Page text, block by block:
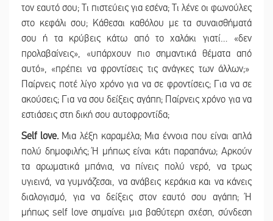
τον εαυτό σου; Τι πιστεύεις για εσένα; Τι λένε οι φωνούλες
στο κεφάλι σου; Κάθεσαι καθόλου με τα συναισθήματά
σου ή τα κρύβεις κάτω από το χαλάκι γιατί… «δεν
προλαβαίνεις», «υπάρχουν πιο σημαντικά θέματα από
αυτό», «πρέπει να φροντίσεις τις ανάγκες των άλλων;»
Παίρνεις ποτέ λίγο χρόνο για να σε φροντίσεις; Για να σε
ακούσεις; Για να σου δείξεις αγάπη; Παίρνεις χρόνο για να
εστιάσεις στη δική σου αυτοφροντίδα;
Self love.Μια λέξη καραμέλα; Μια έννοια που είναι απλά
πολύ δημοφιλής; Ή μήπως είναι κάτι παραπάνω; Αρκούν
τα αρωματικά μπάνια, να πίνεις πολύ νερό, να τρως
υγιεινά, να γυμνάζεσαι, να ανάβεις κεράκια και να κάνεις
διαλογισμό, για να δείξεις στον εαυτό σου αγάπη; Ή
μήπως self love σημαίνει μια βαθύτερη σχέση, σύνδεση